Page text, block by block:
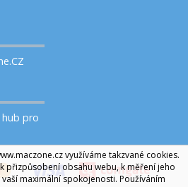
hub pro
využíváme takzvané cookies.
přizpůsobení obsahu webu, k měření jeho
maximální spokojenosti. Používáním